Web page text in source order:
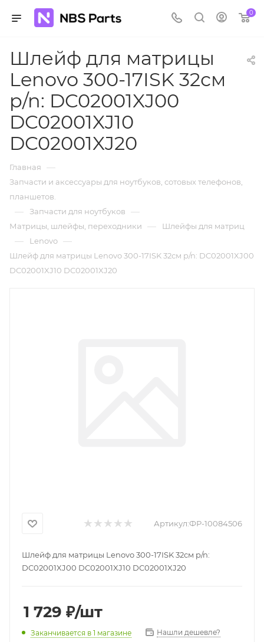
0
Шлейф для матрицы
Lenovo 300-17ISK 32см
p/n: DC02001XJ00
DC02001XJ10
DC02001XJ20
Главная —
Запчасти и аксессуары для ноутбуков, сотовых телефонов,
планшетов.
— Запчасти для ноутбуков —
Матрицы, шлейфы, переходники — Шлейфы для матриц
— Lenovo —
Шлейф для матрицы Lenovo 300-17ISK 32см p/n: DC02001XJ00
DC02001XJ10 DC02001XJ20
Артикул:ФР-10084506
Шлейф для матрицы Lenovo 300-17ISK 32см p/n:
DC02001XJ00 DC02001XJ10 DC02001XJ20
1 729 ₽/шт
Заканчивается в 1 магазине Нашли дешевле?